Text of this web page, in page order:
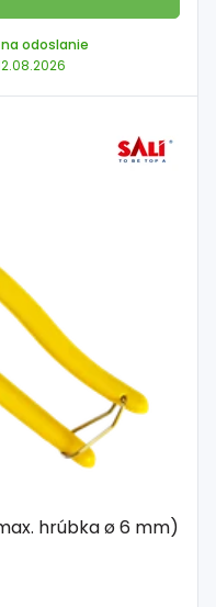
odoslanie
hrúbka ø 6 mm)